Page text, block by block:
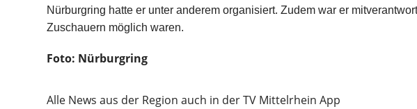
Nürburgring hatte er unter anderem organisiert. Zudem war er
Zuschauern möglich waren.
Foto: Nürburgring
Alle News aus der Region auch in der TV Mittelrhein App